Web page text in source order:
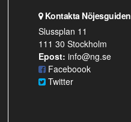
Kontakta Nöjesguiden
Slussplan 11
111 30 Stockholm
Epost: info@ng.se
Faceboook
Twitter